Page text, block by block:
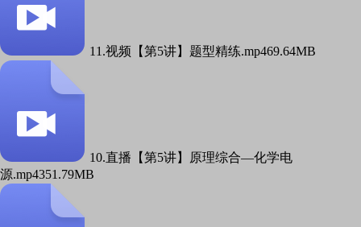
11.视频【第5讲】题型精练.mp469.64MB
10.直播【第5讲】原理综合—化学电
源.mp4351.79MB